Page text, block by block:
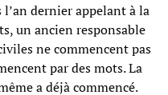
dernier appelant à la
un ancien responsable
ne commencent pas
par des mots. La
a déjà commencé.